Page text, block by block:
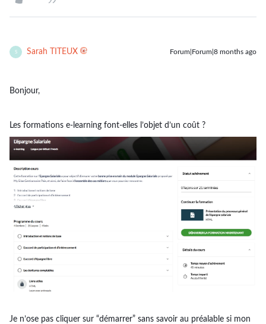
S Sarah TITEUX Forum|Forum|8 months ago
Bonjour,
Les formations e-learning font-elles l’objet d’un coût ?
Je n’ose pas cliquer sur “démarrer” sans savoir au préalable si mon